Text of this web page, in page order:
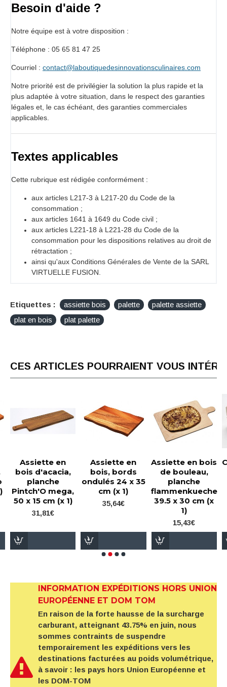
Besoin d'aide ?
Notre équipe est à votre disposition :
Téléphone : 05 65 81 47 25
Courriel : contact@laboutiquedesinnovationsculinaires.com
Notre priorité est de privilégier la solution la plus rapide et la
plus adaptée à votre situation, dans le respect des garanties
légales et, le cas échéant, des garanties commerciales
applicables.
Textes applicables
Cette rubrique est rédigée conformément :
aux articles L217-3 à L217-20 du Code de la
consommation ;
aux articles 1641 à 1649 du Code civil ;
aux articles L221-18 à L221-28 du Code de la
consommation pour les dispositions relatives au droit de
rétractation ;
ainsi qu'aux Conditions Générales de Vente de la SARL
VIRTUELLE FUSION.
Etiquettes : assiette bois palette
palette assiette
plat en bois
plat palette
CES ARTICLES POURRAIENT VOUS
Assiette en
bois d'acacia,
planche
Pintch'O mega,
50 x 15 cm (x 1)
31,81€
Assiette en
bois, bords
ondulés 24 x 35
cm (x 1)
35,64€
Assiette en bois
de bouleau,
planche
flammenkueche
39.5 x 30 cm (x
1)
15,43€
INFORMATION EXPÉDITIONS HORS UNION
EUROPÉENNE ET DOM TOM
En raison de la forte hausse de la surcharge
carburant, atteignant 43.75% en juin, nous
sommes contraints de suspendre
temporairement les expéditions vers les
destinations facturées au poids volumétrique,
à savoir : les pays hors Union Européenne et
les DOM-TOM